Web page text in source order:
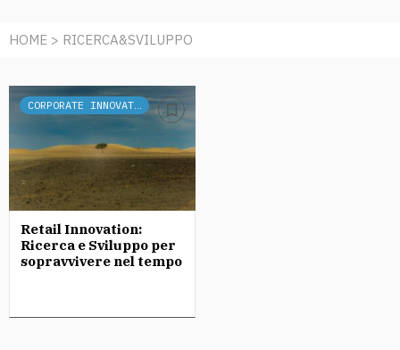
HOME > RICERCA&SVILUPPO
CORPORATE INNOVATION
Retail Innovation:
Ricerca e Sviluppo per
sopravvivere nel tempo